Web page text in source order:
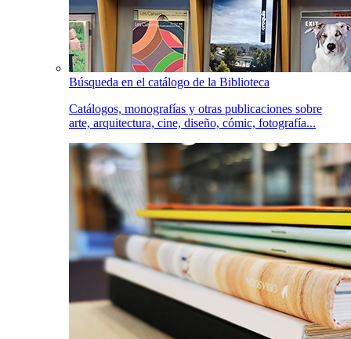
Búsqueda en el catálogo de la Biblioteca
Catálogos, monografías y otras publicaciones sobre
arte, arquitectura, cine, diseño, cómic, fotografía...